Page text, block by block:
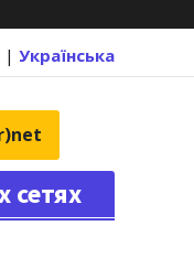
| Українська
сетях